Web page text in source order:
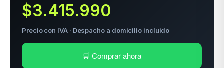
$3.415.990
Precio con IVA · Despacho a domicilio incluido
🛒 Comprar ahora